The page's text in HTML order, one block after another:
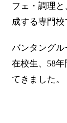
フェ・調理
成する専門校
バンタング
在校生、58
てきました。